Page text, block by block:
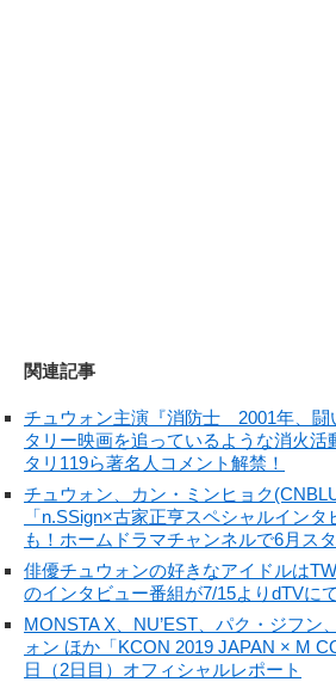
関連記事
チュウォン主演『消防士 2001年、闘
タリー映画を追っているような消火活
タリ119ら著名人コメント解禁！
チュウォン、カン・ミンヒョク
「n.SSign×古家正亨スペシャルイン
も！ホームドラマチャンネルで6月ス
俳優チュウォンの好きなアイドルは
のインタビュー番組が7/15よりdTVに
MONSTA X、NU’EST、パク・ジフン
ォン ほか「KCON 2019 JAPAN × M
日（2日目）オフィシャルレポート